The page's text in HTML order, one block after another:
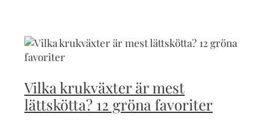
Vilka krukväxter är mest
lättskötta? 12 gröna favoriter